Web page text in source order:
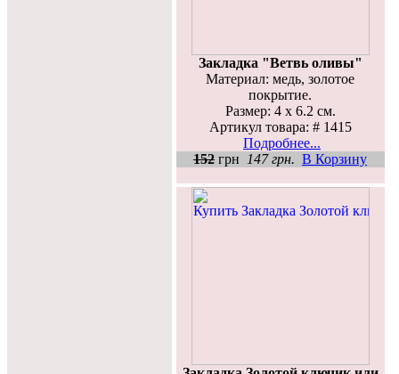
Закладка "Ветвь оливы"
Материал: медь, золотое
покрытие.
Размер: 4 х 6.2 см.
Артикул товара: # 1415
Подробнее...
152 грн 147 грн. В Корзину